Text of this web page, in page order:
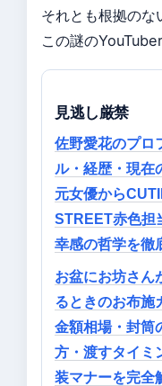
それとも根拠の
この謎の
見逃し厳禁
佐野愛花のプロ
ル・経歴・現在
元女優から
STREET赤色担
幸感の哲学を徹
お盆にお坊さん
るときのお布施
金額相場・封筒
方・渡すタイミ
装マナーを完全